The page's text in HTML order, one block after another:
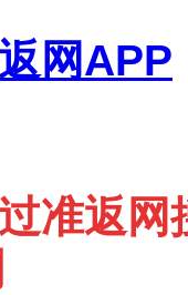
网APP
准返